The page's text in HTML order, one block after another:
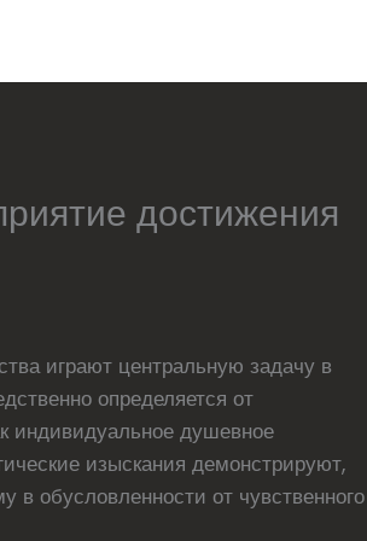
достижения
играют центральную задачу в
определяется от
индивидуальное душевное
изыскания демонстрируют,
в обусловленности от чувственного